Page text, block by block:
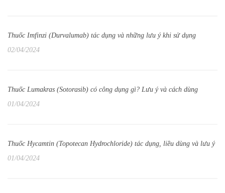
Thuốc Imfinzi (Durvalumab) tác dụng và những lưu ý khi sử dụng
02/04/2024
Thuốc Lumakras (Sotorasib) có công dụng gì? Lưu ý và cách dùng
01/04/2024
Thuốc Hycamtin (Topotecan Hydrochloride) tác dụng, liều dùng và lưu ý
01/04/2024